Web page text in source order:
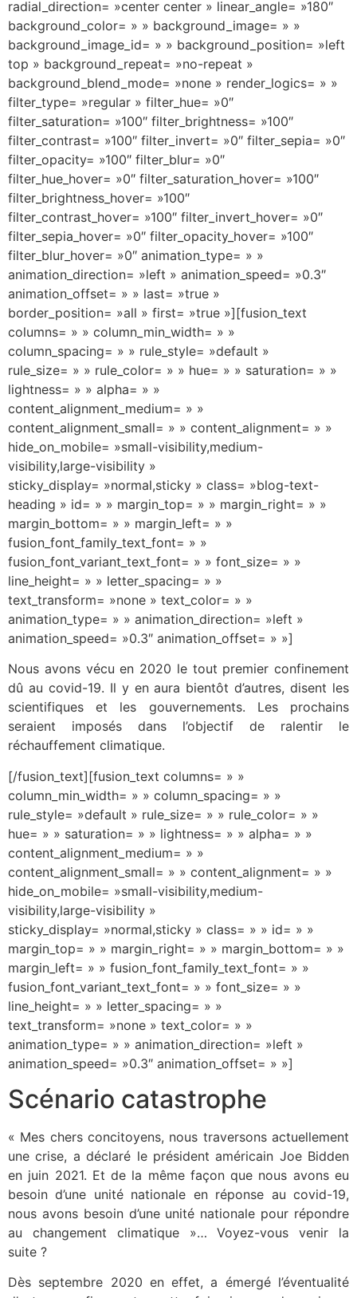
radial_direction= »center center » linear_angle= »180″
background_color= » » background_image= » »
background_image_id= » » background_position= »left
top » background_repeat= »no-repeat »
background_blend_mode= »none » render_logics= » »
filter_type= »regular » filter_hue= »0″
filter_saturation= »100″ filter_brightness= »100″
filter_contrast= »100″ filter_invert= »0″ filter_sepia= »0″
filter_opacity= »100″ filter_blur= »0″
filter_hue_hover= »0″ filter_saturation_hover= »100″
filter_brightness_hover= »100″
filter_contrast_hover= »100″ filter_invert_hover= »0″
filter_sepia_hover= »0″ filter_opacity_hover= »100″
filter_blur_hover= »0″ animation_type= » »
animation_direction= »left » animation_speed= »0.3″
animation_offset= » » last= »true »
border_position= »all » first= »true »][fusion_text
columns= » » column_min_width= » »
column_spacing= » » rule_style= »default »
rule_size= » » rule_color= » » hue= » » saturation= » »
lightness= » » alpha= » »
content_alignment_medium= » »
content_alignment_small= » » content_alignment= » »
hide_on_mobile= »small-visibility,medium-
visibility,large-visibility »
sticky_display= »normal,sticky » class= »blog-text-
heading » id= » » margin_top= » » margin_right= » »
margin_bottom= » » margin_left= » »
fusion_font_family_text_font= » »
fusion_font_variant_text_font= » » font_size= » »
line_height= » » letter_spacing= » »
text_transform= »none » text_color= » »
animation_type= » » animation_direction= »left »
animation_speed= »0.3″ animation_offset= » »]
Nous avons vécu en 2020 le tout premier confinement
dû au covid-19. Il y en aura bientôt d’autres, disent les
scientifiques et les gouvernements. Les prochains
seraient imposés dans l’objectif de ralentir le
réchauffement climatique.
[/fusion_text][fusion_text columns= » »
column_min_width= » » column_spacing= » »
rule_style= »default » rule_size= » » rule_color= » »
hue= » » saturation= » » lightness= » » alpha= » »
content_alignment_medium= » »
content_alignment_small= » » content_alignment= » »
hide_on_mobile= »small-visibility,medium-
visibility,large-visibility »
sticky_display= »normal,sticky » class= » » id= » »
margin_top= » » margin_right= » » margin_bottom= » »
margin_left= » » fusion_font_family_text_font= » »
fusion_font_variant_text_font= » » font_size= » »
line_height= » » letter_spacing= » »
text_transform= »none » text_color= » »
animation_type= » » animation_direction= »left »
animation_speed= »0.3″ animation_offset= » »]
Scénario catastrophe
« Mes chers concitoyens, nous traversons actuellement
une crise, a déclaré le président américain Joe Bidden
en juin 2021. Et de la même façon que nous avons eu
besoin d’une unité nationale en réponse au covid-19,
nous avons besoin d’une unité nationale pour répondre
au changement climatique »… Voyez-vous venir la
suite ?
Dès septembre 2020 en effet, a émergé l’éventualité